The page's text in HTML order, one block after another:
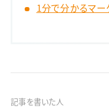
1分で分かるマー
記事を書いた人